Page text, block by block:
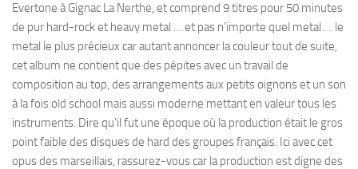
Evertone à Gignac La Nerthe, et comprend 9 titres pour 50 minutes
de pur hard-rock et heavy metal … et pas n’importe quel metal … le
metal le plus précieux car autant annoncer la couleur tout de suite,
cet album ne contient que des pépites avec un travail de
composition au top, des arrangements aux petits oignons et un son
à la fois old school mais aussi moderne mettant en valeur tous les
instruments. Dire qu’il fut une époque où la production était le gros
point faible des disques de hard des groupes français. Ici avec cet
opus des marseillais, rassurez-vous car la production est digne des